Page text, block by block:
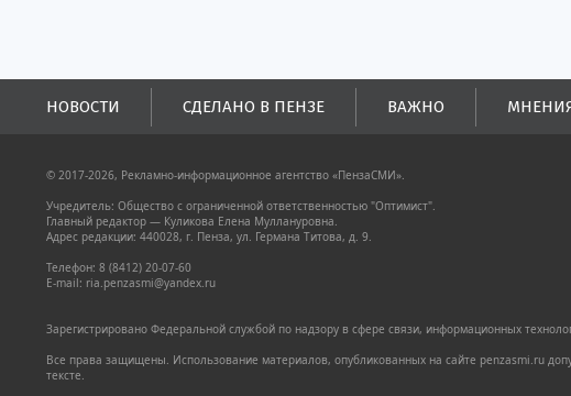
НОВОСТИ СДЕЛАНО В ПЕНЗЕ ВАЖНО
© 2017-2026, Рекламно-информационное агентство «ПензаСМИ».
Учредитель: Общество с ограниченной ответственностью "Оптимист".
Главный редактор — Куликова Елена Муллануровна.
Адрес редакции: 440028, г. Пенза, ул. Германа Титова, д. 9.
Телефон: 8 (8412) 20-07-60
E-mail: ria.penzasmi@yandex.ru
Зарегистрировано Федеральной службой по надзору в сфере связи, информационных
Все права защищены. Использование материалов, опубликованных на сайте penzasmi.ru
тексте.